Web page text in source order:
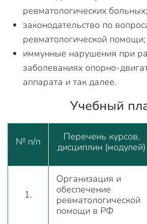
ревматологических больных;
законодательство по
ревматологической помощи;
иммунные нарушения при
заболеваниях опорно-
аппарата и так далее.
Учебный
№ п/п
Перечень курсов,
дисциплин (модулей)
1.
Организация и
обеспечение
ревматологической
помощи в РФ